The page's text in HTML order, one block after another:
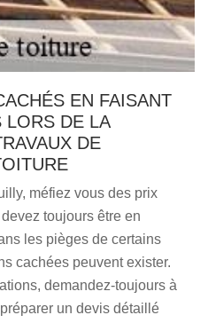
EN FAISANT
LORS DE LA
DE
méfiez vous des prix
toujours être en
les pièges de certains
cachées peuvent exister.
demandez-toujours à
un devis détaillé